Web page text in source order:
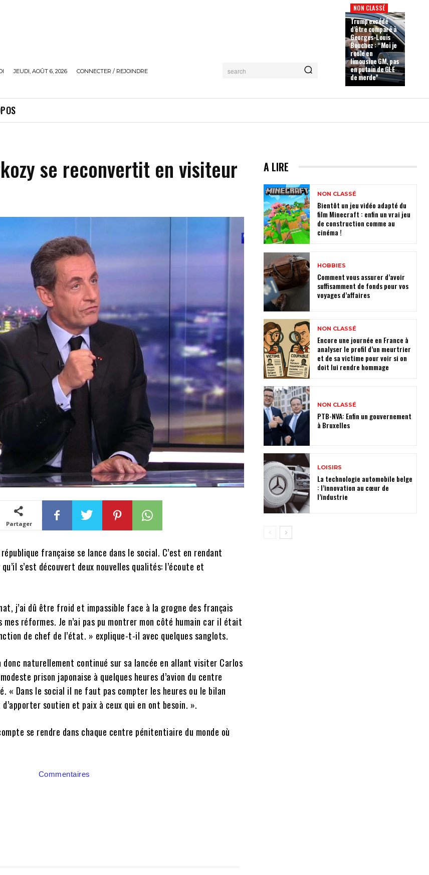
JEUDI, AOÛT 6, 2026 CONNECTER / REJOINDRE search
NON CLASSÉ
Trump excédé
d’être comparé à
Georges-Louis
Bouchez : “Moi je
roule en
limousine GM, pas
en putain de GLE
de merde”
se reconvertit en visiteur
Partager
française se lance dans le social. C’est en rendant
s’est découvert deux nouvelles qualités: l’écoute et
j’ai dû être froid et impassible face à la grogne des français
réformes. Je n’ai pas pu montrer mon côté humain car il était
de chef de l’état. » explique-t-il avec quelques sanglots.
donc naturellement continué sur sa lancée en allant visiter Carlos
prison japonaise à quelques heures d’avion du centre
« Dans le social il ne faut pas compter les heures ou le bilan
soutien et paix à ceux qui en ont besoin. ».
se rendre dans chaque centre pénitentiaire du monde où
Commentaires
A LIRE
NON CLASSÉ
Bientôt un jeu vidéo adapté du
film Minecraft : enfin un vrai jeu
de construction comme au
cinéma !
HOBBIES
Comment vous assurer d’avoir
suffisamment de fonds pour vos
voyages d’affaires
NON CLASSÉ
Encore une journée en France à
analyser le profil d’un meurtrier
et de sa victime pour voir si on
doit lui rendre hommage
NON CLASSÉ
PTB-NVA: Enfin un gouvernement
à Bruxelles
LOISIRS
La technologie automobile belge
: l’innovation au cœur de
l’industrie